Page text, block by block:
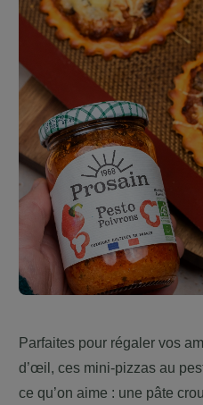
Parfaites pour régaler vos
d’œil, ces mini-pizzas au
ce qu’on aime : une pâte